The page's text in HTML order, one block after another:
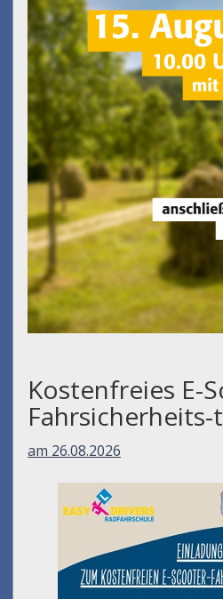
Kostenfreies E-
am 26.08.2026